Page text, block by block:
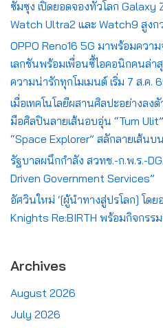
ซัมซุง เปิดยอดจองทั่วโลก Galaxy
Watch Ultra2 และ Watch9 สูง
OPPO Reno16 5G มาพร้อมความ
เลกชันพร้อมเพื่อนซี้ไอคอนิกคนล่า
ความน่ารักทุกโมเมนต์ เริ่ม 7 ส.ค.
เมื่อเทคโนโลยีผสานศิลปะอย่างลง
มือศิลปินลายเส้นอบอุ่น “Tum
“Space Explorer” สลักลายเส้นบ
รัฐบาลผนึกกำลัง สวทช.-ก.พ.ร.-
Driven Government Services”
อัศวินใหม่ ‘[ผู้นำทางสู่ปรโลก] โด
Knights Re:BIRTH พร้อมกิจกรร
Archives
August 2026
July 2026